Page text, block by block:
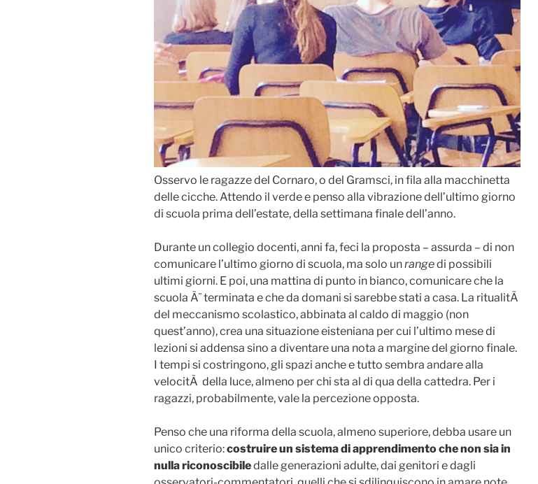
Osservo le ragazze del Cornaro, o del Gramsci, in fila alla macchinetta
delle cicche. Attendo il verde e penso alla vibrazione dell’ultimo giorno
di scuola prima dell’estate, della settimana finale dell’anno.
Durante un collegio docenti, anni fa, feci la proposta – assurda – di non
comunicare l’ultimo giorno di scuola, ma solo unrangedi possibili
ultimi giorni. E poi, una mattina di punto in bianco, comunicare che la
scuola Ã¨ terminata e che da domani si sarebbe stati a casa. La ritualitÃ
del meccanismo scolastico, abbinata al caldo di maggio (non
quest’anno), crea una situazione eisteniana per cui l’ultimo mese di
lezioni si addensa sino a diventare una nota a margine del giorno finale.
I tempi si costringono, gli spazi anche e tutto sembra andare alla
velocitÃ della luce, almeno per chi sta al di qua della cattedra. Per i
ragazzi, probabilmente, vale la percezione opposta.
Penso che una riforma della scuola, almeno superiore, debba usare un
unico criterio:costruire un sistema diapprendimento che non sia in
nulla riconoscibiledalle generazioni adulte, dai genitori e dagli